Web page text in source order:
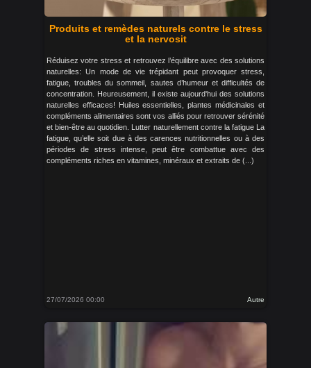
Produits et remèdes naturels contre le stress
et la nervosit
Réduisez votre stress et retrouvez l’équilibre avec des solutions
naturelles: Un mode de vie trépidant peut provoquer stress,
fatigue, troubles du sommeil, sautes d’humeur et difficultés de
concentration. Heureusement, il existe aujourd'hui des solutions
naturelles efficaces! Huiles essentielles, plantes médicinales et
compléments alimentaires sont vos alliés pour retrouver sérénité
et bien-être au quotidien. Lutter naturellement contre la fatigue La
fatigue, qu’elle soit due à des carences nutritionnelles ou à des
périodes de stress intense, peut être combattue avec des
compléments riches en vitamines, minéraux et extraits de (...)
27/07/2026 00:00 Autre